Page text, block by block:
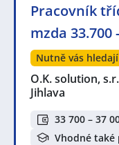
Pracovník
mzda 33.700
Nutně vás hledají
O.K. solution,
Jihlava
33 700 – 37
Vhodné také